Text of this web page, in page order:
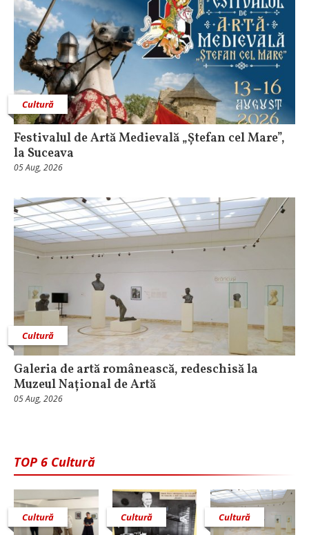
Cultură
Festivalul de Artă Medievală „Ștefan cel Mare”,
la Suceava
05 Aug, 2026
Cultură
Galeria de artă românească, redeschisă la
Muzeul Național de Artă
05 Aug, 2026
TOP 6 Cultură
Cultură Cultură Cultură